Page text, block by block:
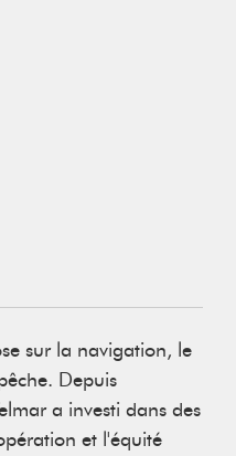
sur la navigation, le
Depuis
a investi dans des
et l'équité